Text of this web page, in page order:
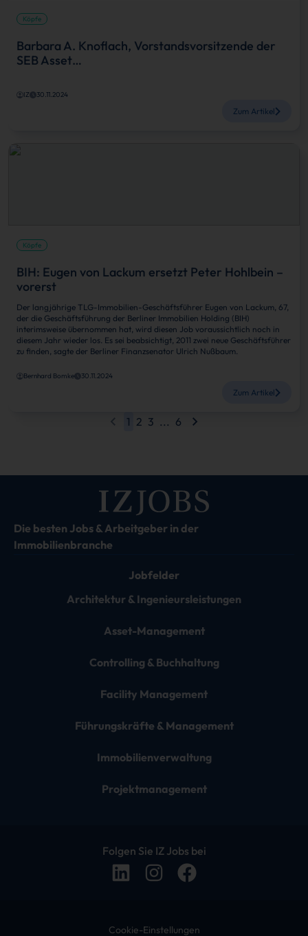
Köpfe
Barbara A. Knoflach, Vorstandsvorsitzende der
SEB Asset…
IZ 30.11.2024
Zum Artikel
Köpfe
BIH: Eugen von Lackum ersetzt Peter Hohlbein –
vorerst
Der langjährige TLG-Immobilien-Geschäftsführer Eugen von Lackum, 67,
der die Geschäftsführung der Berliner Immobilien Holding (BIH)
interimsweise übernommen hat, wird diesen Job voraussichtlich noch in
diesem Jahr wieder los. Es sei beabsichtigt, 2011 zwei neue Geschäftsführer
zu finden, sagte der Berliner Finanzsenator Ulrich Nußbaum.
Bernhard Bomke 30.11.2024
Zum Artikel
1 2 3 ... 6
Die besten Jobs & Arbeitgeber in der
Immobilienbranche
Jobfelder
Architektur & Ingenieursleistungen
Asset-Management
Controlling & Buchhaltung
Facility Management
Führungskräfte & Management
Immobilienverwaltung
Projektmanagement
Folgen Sie IZ Jobs bei
Cookie-Einstellungen